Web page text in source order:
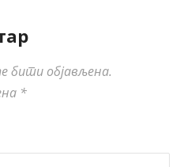
бити објављена.
*